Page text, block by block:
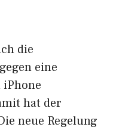
die
gegen eine
hat der
neue Regelung